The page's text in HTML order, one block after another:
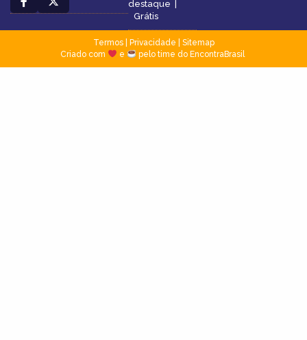
destaque
Grátis
Termos| Privacidade
Sitemap
Criado com
e pelo time do EncontraBrasil